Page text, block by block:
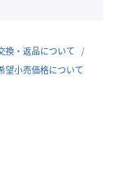
換・返品について
望小売価格について